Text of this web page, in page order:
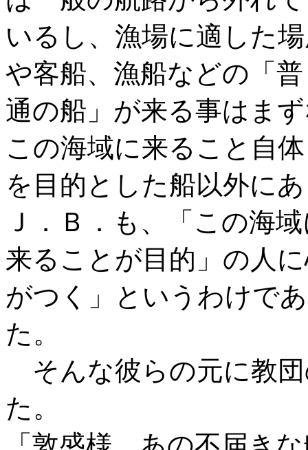
いるし、漁場に適した
や客船、漁船などの「普
通の船」が来る事はま
この海域に来ること自体
を目的とした船以外に
Ｊ．Ｂ．も、「この海
来ることが目的」の人
がつく」というわけで
た。
そんな彼らの元に教
た。